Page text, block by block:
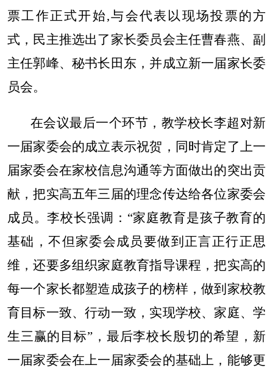
票工作正式开始,与会代表以现场投票的方
式，民主推选出了家长委员会主任曹春燕、副
主任郭峰、秘书长田东，并成立新一届家长委
员会。
在会议最后一个环节，教学校长李超对新
一届家委会的成立表示祝贺，同时肯定了上一
届家委会在家校信息沟通等方面做出的突出贡
献，把实高五年三届的理念传达给各位家委会
成员。李校长强调：“家庭教育是孩子教育的
基础，不但家委会成员要做到正言正行正思
维，还要多组织家庭教育指导课程，把实高的
每一个家长都塑造成孩子的榜样，做到家校教
育目标一致、行动一致，实现学校、家庭、学
生三赢的目标”，最后李校长殷切的希望，新
一届家委会在上一届家委会的基础上，能够更